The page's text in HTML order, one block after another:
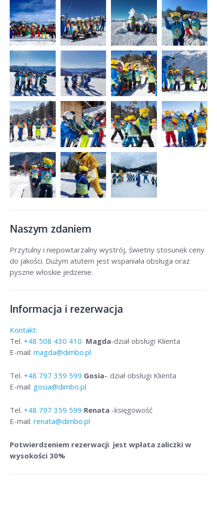
Naszym zdaniem
Przytulny i niepowtarzalny wystrój, świetny stosunek ceny
do jakości. Dużym atutem jest wspaniała obsługa oraz
pyszne włoskie jedzenie.
Informacja i rezerwacja
Kontakt:
Tel. +48 508 430 410 Magda-dział obsługi Klienta
E-mail: magda@dimbo.pl
Tel. +48 797 359 599 Gosia– dział obsługi Klienta
E-mail: gosia@dimbo.pl
Tel. +48 797 359 599 Renata -księgowość
E-mail: renata@dimbo.pl
Potwierdzeniem rezerwacji jest wpłata zaliczki w
wysokości 30%